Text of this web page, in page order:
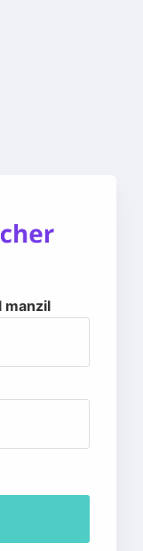
manzil